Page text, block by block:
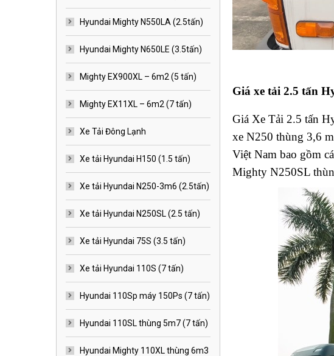
Giá xe tải 2.5 tấn
Giá Xe Tải 2.5 tấn
xe N250 thùng 3,6
Việt Nam bao gồm
Mighty N250SL
Hyundai Mighty N550LA (2.5tấn)
Hyundai Mighty N650LE (3.5tấn)
Mighty EX900XL – 6m2 (5 tấn)
Mighty EX11XL – 6m2 (7 tấn)
Xe Tải Đông Lạnh
Xe tải Hyundai H150 (1.5 tấn)
Xe tải Hyundai N250-3m6 (2.5tấn)
Xe tải Hyundai N250SL (2.5 tấn)
Xe tải Hyundai 75S (3.5 tấn)
Xe tải Hyundai 110S (7 tấn)
Hyundai 110Sp máy 150Ps (7 tấn)
Hyundai 110SL thùng 5m7 (7 tấn)
Hyundai Mighty 110XL thùng 6m3